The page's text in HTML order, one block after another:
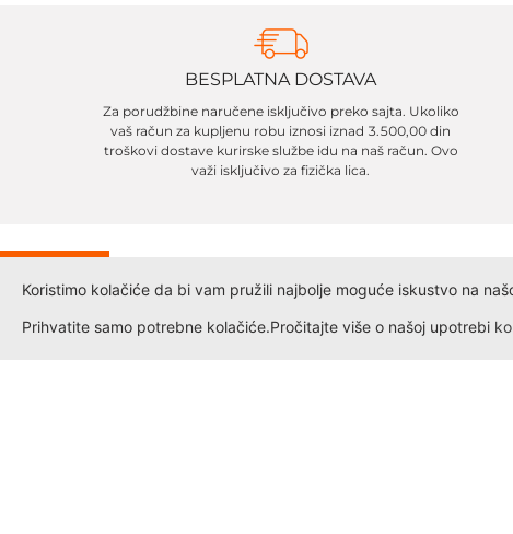
BESPLATNA DOSTAVA
Za porudžbine naručene isključivo preko sajta. Ukoliko
vaš račun za kupljenu robu iznosi iznad 3.500,00 din
troškovi dostave kurirske službe idu na naš račun. Ovo
važi isključivo za fizička lica.
Koristimo kolačiće da bi vam pružili najbolje moguće iskustvo na
Prihvatite samo potrebne kolačiće.Pročitajte više o našoj upotrebi